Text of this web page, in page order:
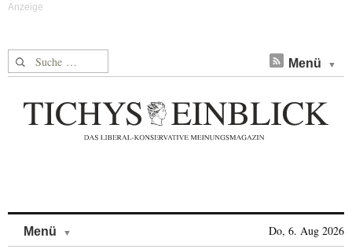
Suche nach: Menü
Menü Do, 6. Aug 2026